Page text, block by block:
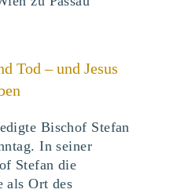
Tod – und Jesus
Bischof Stefan
In seiner
Stefan die
als Ort des